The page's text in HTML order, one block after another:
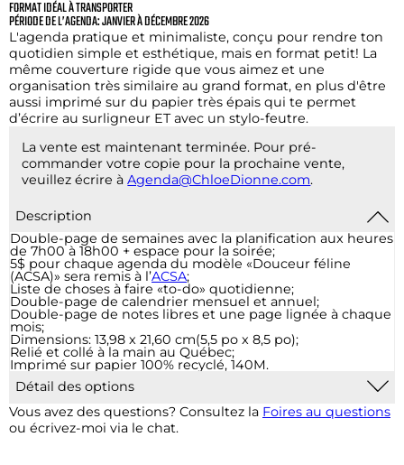
FORMAT IDÉAL À TRANSPORTER
PÉRIODE DE L’AGENDA: JANVIER À DÉCEMBRE 2026
L'agenda pratique et minimaliste, conçu pour rendre ton
quotidien simple et esthétique, mais en format petit! La
même couverture rigide que vous aimez et une
organisation très similaire au grand format, en plus d'être
aussi imprimé sur du papier très épais qui te permet
d’écrire au surligneur ET avec un stylo-feutre.
La vente est maintenant terminée. Pour pré-
commander votre copie pour la prochaine vente,
veuillez écrire àAgenda@ChloeDionne.com.
Description
Double-page de semaines avec la planification aux heures
de 7h00 à 18h00 + espace pour la soirée;
5$ pour chaque agenda du modèle «Douceur féline
(ACSA)» sera remis à l’ACSA;
Liste de choses à faire «to-do» quotidienne;
Double-page de calendrier mensuel et annuel;
Double-page de notes libres et une page lignée à chaque
mois;
Dimensions: 13,98 x 21,60 cm(5,5 po x 8,5 po);
Relié et collé à la main au Québec;
Imprimé sur papier 100% recyclé, 140M.
Détail des options
1 pochette plastique :Pour 2$, ajout d'une pochette de
vinyle transparent à la fin de votre agenda qui vous
permet d’insérer des documents supplémentaires.
Vous avez des questions? Consultez la Foires au questions
ou écrivez-moi via le chat.